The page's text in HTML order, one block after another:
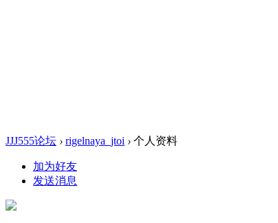
JJJ555论坛 › rigelnaya_jtoi › 个人资料
加为好友
发送消息